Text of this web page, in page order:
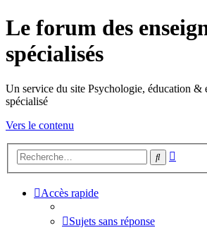
Le forum des
spécialisés
Un service du site Psychologie, éducation &
spécialisé
Vers le contenu
Rechercher
Accès rapide
Sujets sans réponse